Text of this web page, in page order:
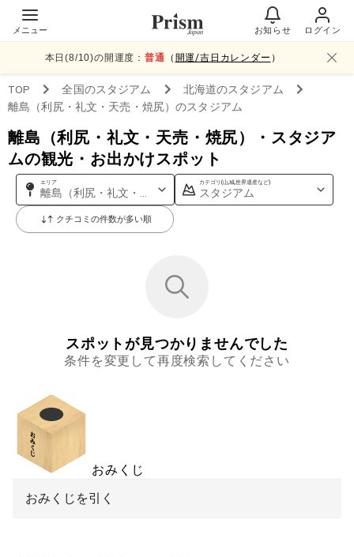
メニュー お知らせ ログイン
本日(8/10)の開運度：普通 （ 開運/吉日カレンダー ）
TOP 全国のスタジアム 北海道のスタジアム
離島（利尻・礼文・天売・焼尻）のスタジアム
離島（利尻・礼文・天売・焼尻）・スタジア
ムの観光・お出かけスポット
エリア
離島（利尻・礼文・天売・焼尻）
カテゴリ(山,城,世界遺産など)
スタジアム
クチコミの件数が多い順
スポットが見つかりませんでした
条件を変更して再度検索してください
おみくじ
おみくじを引く